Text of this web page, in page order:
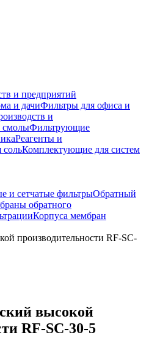
и предприятий
и дачиФильтры для офиса и
и
смолыФильтрующие
Реагенты и
сольКомплектующие для систем
и сетчатые фильтрыОбратный
обратного
Корпуса мембран
производительности RF-SC-
высокой
RF-SC-30-5